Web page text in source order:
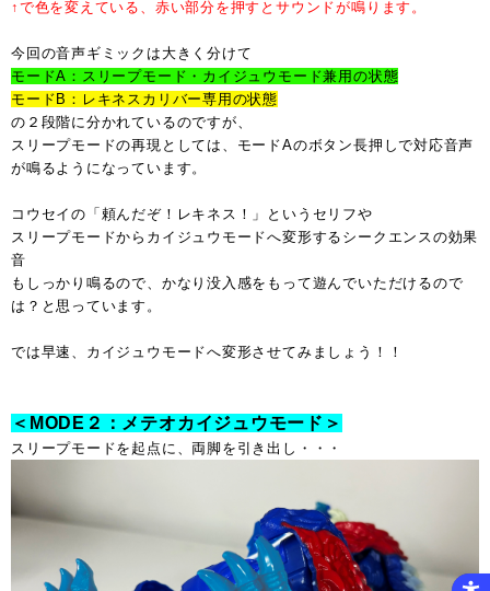
↑で色を変えている、赤い部分を押すとサウンドが鳴ります。
今回の音声ギミックは大きく分けて
モードA：スリープモード・カイジュウモード兼用の状態
モードB：レキネスカリバー専用の状態
の２段階に分かれているのですが、
スリープモードの再現としては、モードAのボタン長押しで対応音声
が鳴るようになっています。
コウセイの「頼んだぞ！レキネス！」というセリフや
スリープモードからカイジュウモードへ変形するシークエンスの効果
音
もしっかり鳴るので、かなり没入感をもって遊んでいただけるので
は？と思っています。
では早速、カイジュウモードへ変形させてみましょう！！
＜MODE２：メテオカイジュウモード＞
スリープモードを起点に、両脚を引き出し・・・